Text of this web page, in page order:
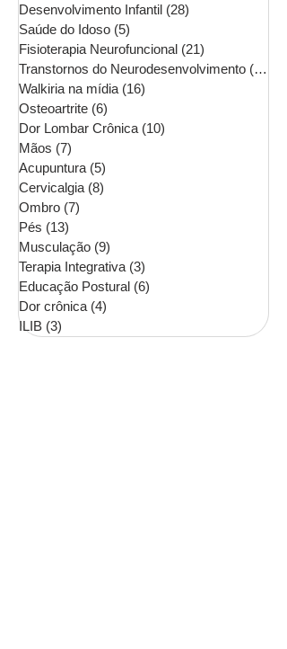
Desenvolvimento Infantil (28)
Saúde do Idoso (5)
Fisioterapia Neurofuncional (21)
Transtornos do Neurodesenvolvimento (16)
Walkiria na mídia (16)
Osteoartrite (6)
Dor Lombar Crônica (10)
Mãos (7)
Acupuntura (5)
Cervicalgia (8)
Ombro (7)
Pés (13)
Musculação (9)
Terapia Integrativa (3)
Educação Postural (6)
Dor crônica (4)
ILIB (3)